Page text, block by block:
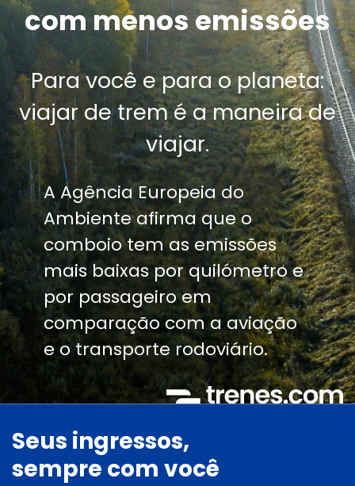
com menos emissões
Para você e para o planeta:
viajar de trem é a maneira de
viajar.
A Agência Europeia do
Ambiente afirma que o
comboio tem as emissões
mais baixas por quilómetro e
por passageiro em
comparação com a aviação
e o transporte rodoviário.
Seus ingressos,
sempre com você